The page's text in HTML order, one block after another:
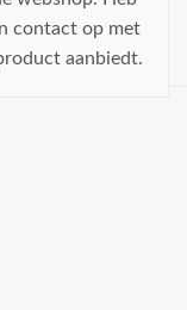
contact op met
aanbiedt.